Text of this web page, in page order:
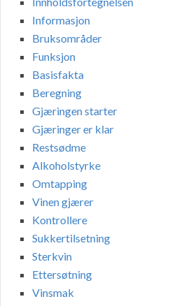
Informasjon
Bruksområder
Funksjon
Basisfakta
Beregning
Gjæringen starter
Gjæringer er klar
Restsødme
Alkoholstyrke
Omtapping
Vinen gjærer
Kontrollere
Sukkertilsetning
Sterkvin
Ettersøtning
Vinsmak